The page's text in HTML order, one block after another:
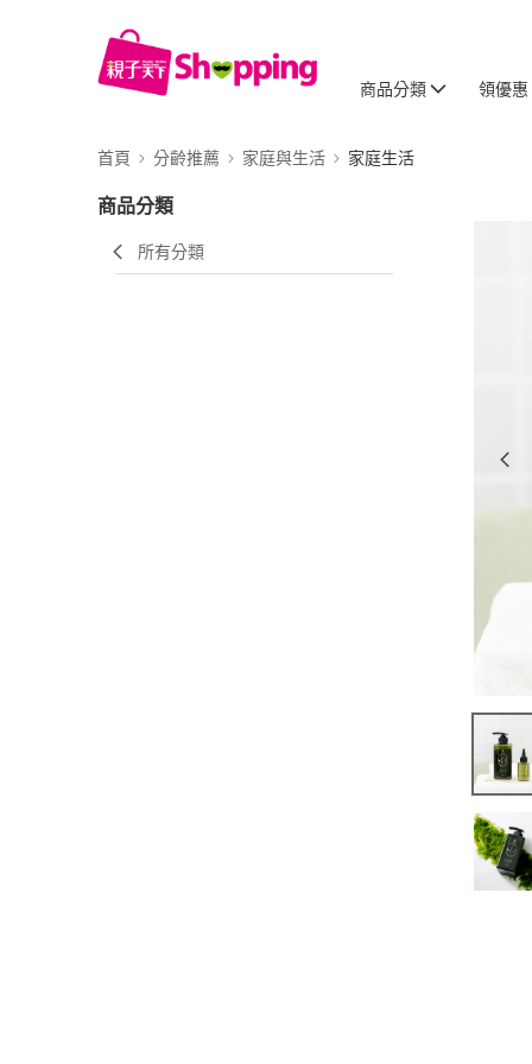
商品分類 領優惠
首頁 分齡推薦 家庭與生活 家庭生活
商品分類
所有分類